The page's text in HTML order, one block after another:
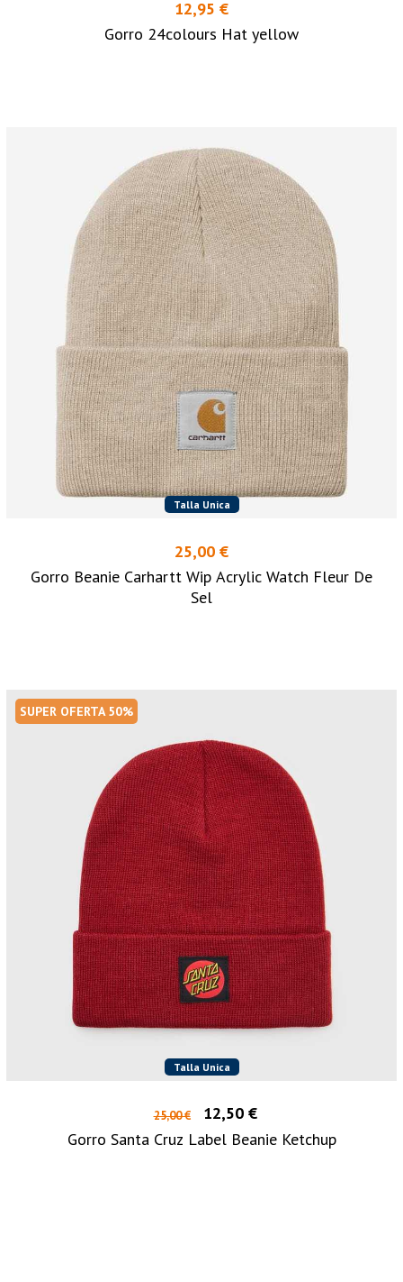
12,95 €
Gorro 24colours Hat yellow
Talla Unica
25,00 €
Gorro Beanie Carhartt Wip Acrylic Watch Fleur De
Sel
SUPER OFERTA 50%
Talla Unica
25,00 €
12,50 €
Gorro Santa Cruz Label Beanie Ketchup